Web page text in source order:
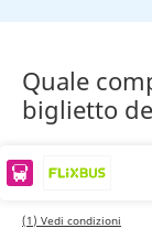
Quale
biglietto
(1) Vedi condizioni